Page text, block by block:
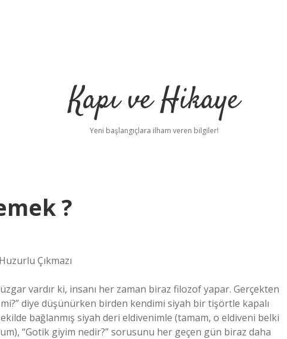
Kapı ve Hikaye
Yeni başlangıçlara ilham veren bilgiler!
?
Çıkmazı
vardır ki, insanı her zaman biraz filozof yapar. Gerçekten
diye düşünürken birden kendimi siyah bir tişörtle kapalı
bağlanmış siyah deri eldivenimle (tamam, o eldiveni belki
“Gotik giyim nedir?” sorusunu her geçen gün biraz daha